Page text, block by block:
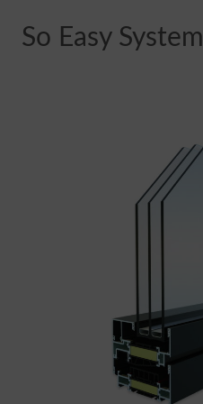
So Easy System